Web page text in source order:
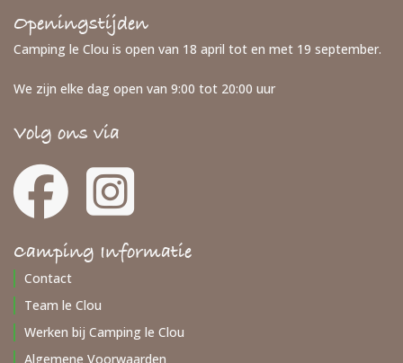
Openingstijden
Camping le Clou is open van 18 april tot en met 19 september.
We zijn elke dag open van 9:00 tot 20:00 uur
Volg ons via
Camping Informatie
Contact
Team le Clou
Werken bij Camping le Clou
Algemene Voorwaarden